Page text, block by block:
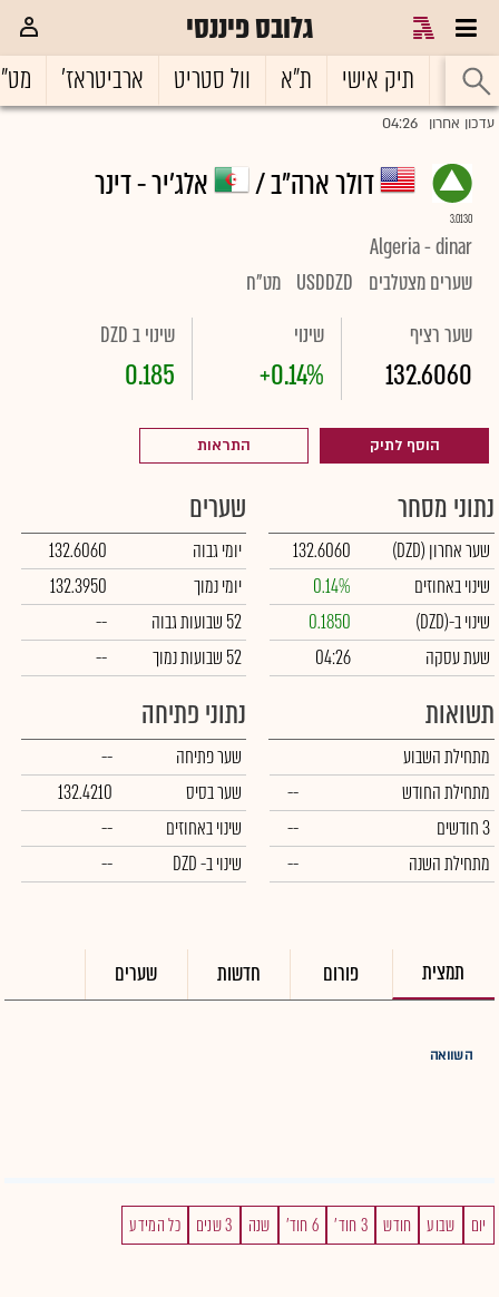
גלובס פיננסי
ראשי תיק אישי ת"א וול סטריט ארביטראז'
עדכון אחרון 04:26
תמצית פורום חדשות שערים
השוואה
יום שבוע חודש 3 חוד' 6 חוד' שנה 3 שנים כל המידע
דולר ארה"ב / אלג'יר - דינר
3.0130
Algeria - dinar
שערים מצטלבים
USDDZD מט"ח
שער רציף
132.6060
שינוי
+0.14%
שינוי ב DZD
0.185
הוסף לתיק התראות
נתוני מסחר
שער אחרון (DZD)
132.6060
שינוי באחוזים
0.14%
שינוי ב-(DZD)
0.1850
שעת עסקה
04:26
שערים
יומי גבוה
132.6060
יומי נמוך
132.3950
52 שבועות גבוה
--
52 שבועות נמוך
--
תשואות
מתחילת השבוע
מתחילת החודש
--
3 חודשים
--
מתחילת השנה
--
נתוני פתיחה
שער פתיחה
--
שער בסיס
132.4210
שינוי באחוזים
--
שינויב- DZD --